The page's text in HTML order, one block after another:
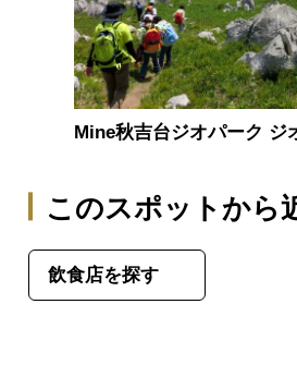
Mine秋吉台ジオパーク ジ
このスポットから
飲食店を探す